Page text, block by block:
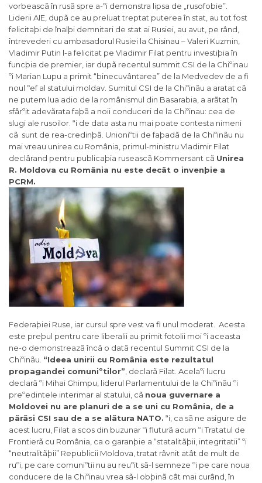
vorbeascã în rusã spre a-ºi demonstra lipsa de „rusofobie”.
Liderii AIE, dupã ce au preluat treptat puterea în stat, au tot fost
felicitaþi de înalþi demnitari de stat ai Rusiei, au avut, pe rând,
întrevederi cu ambasadorul Rusiei la Chisinau – Valeri Kuzmin,
Vladimir Putin l-a felicitat pe Vladimir Filat pentru investiþia în
funcþia de premier, iar dupã recentul summit CSI de la Chiºinau
ºi Marian Lupu a primit “binecuvântarea” de la Medvedev de a fi
noul ºef al statului moldav. Sumitul CSI de la Chiºinãu a aratat cã
ne putem lua adio de la românismul din Basarabia, a arãtat în
sfârºit adevãrata faþã a noii conduceri de la Chiºinau: cea de
slugi ale rusoilor. ªi de data asta nu mai poate contesta nimeni
cã sunt de rea-credinþã. Unioniºtii de faþadã de la Chiºinãu nu
mai vreau unirea cu România, primul-ministru Vladimir Filat
declârand pentru publicaþia ruseascã Kommersant cã Unirea
R. Moldova cu România nu este decât o invenþie a
PCRM.
Federaþiei Ruse, iar cursul spre vest va fi unul moderat. Acesta
este preþul pentru care liberalii au primit fotolii moi ºi aceasta
ne-o demonstreazã încã o datã recentul Summit CSI de la
Chiºinãu. “Ideea unirii cu România este rezultatul
propagandei comuniºtilor” , declarã Filat. Acelaºi lucru
declarã ºi Mihai Ghimpu, liderul Parlamentului de la Chiºinãu ºi
preºedintele interimar al statului, cã noua guvernare a
Moldovei nu are planuri de a se uni cu România, de a
pãrãsi CSI sau de a se alãtura NATO. ªi, ca sã ne asigure de
acest lucru, Filat a scos din buzunar ºi fluturã acum ºi Tratatul de
Frontierã cu România, ca o garanþie a “statalitãþii, integritatii” ºi
“neutralitãþii” Republicii Moldova, tratat râvnit atât de mult de
ruºi, pe care comuniºtii nu au reuºit sã-l semneze ºi pe care noua
conducere de la Chiºinau vrea sã-l obþinã cât mai curând, în